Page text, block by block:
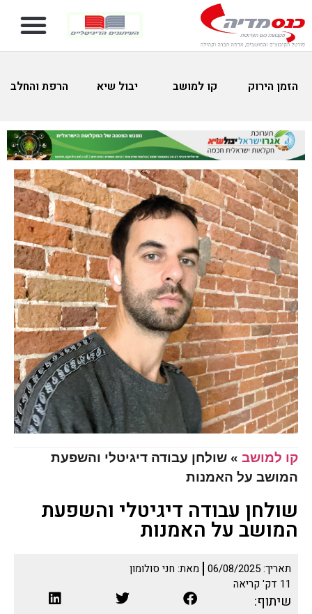
הזמן הירוק קו למושב יבול שיא הרפת והחלב
קו למושב » שולחן עבודה דיגיטלי והשפעת
המושב על האמנות
שולחן עבודה דיגיטלי והשפעת
המושב על האמנות
תאריך:06/08/2025 מאת: חני סולומון
11 דק' קריאה
שיתוף: